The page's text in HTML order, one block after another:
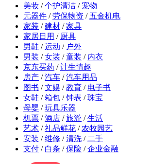
美妆 / 个护清洁 / 宠物
元器件 / 劳保物资 / 五金机电
家装 / 建材 / 家具
家居日用 / 厨具
男鞋 / 运动 / 户外
男装 / 女装 / 童装 / 内衣
京东买药 / 计生情趣
房产 / 汽车 / 汽车用品
图书 / 文娱 / 教育 / 电子书
女鞋 / 箱包 / 钟表 / 珠宝
母婴 / 玩具乐器
机票 / 酒店 / 旅游 / 生活
艺术 / 礼品鲜花 / 农牧园艺
安装 / 维修 / 清洗 / 二手
支付 / 白条 / 保险 / 企业金融